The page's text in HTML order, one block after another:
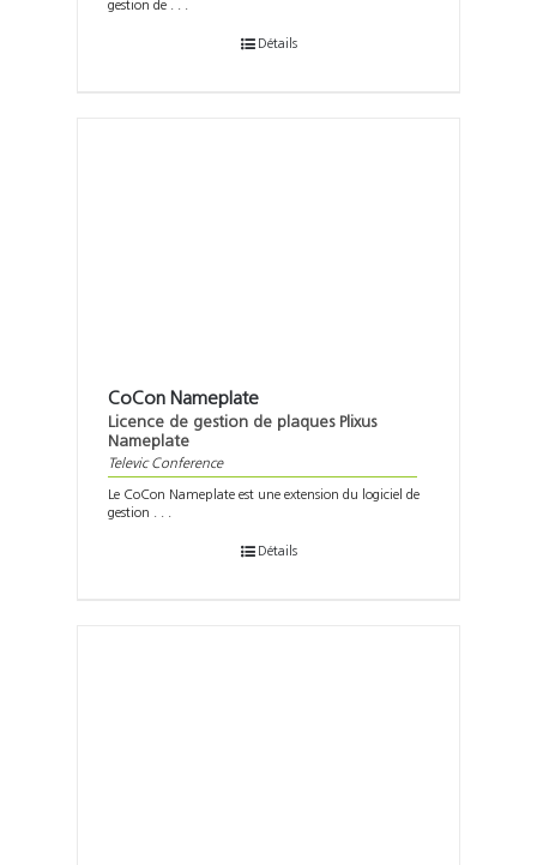
gestion de . . .
Détails
CoCon Nameplate
Licence de gestion de plaques Plixus
Nameplate
Televic Conference
Le CoCon Nameplate est une extension du logiciel de
gestion . . .
Détails